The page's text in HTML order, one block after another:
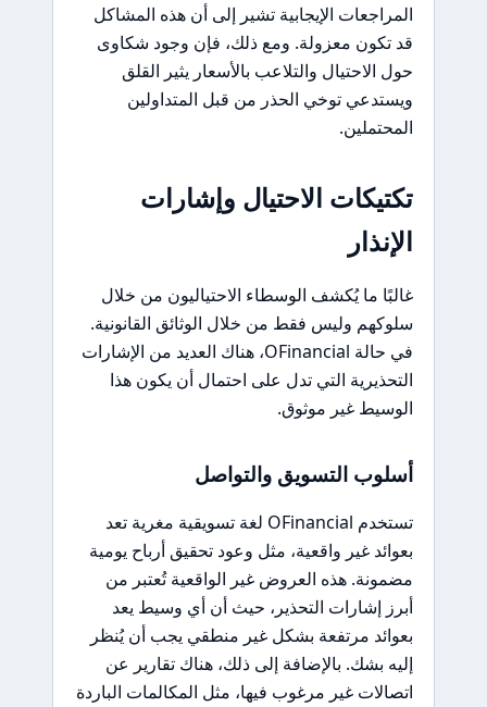
المراجعات الإيجابية تشير إلى أن هذه المشاكل
قد تكون معزولة. ومع ذلك، فإن وجود شكاوى
حول الاحتيال والتلاعب بالأسعار يثير القلق
ويستدعي توخي الحذر من قبل المتداولين
المحتملين.
تكتيكات الاحتيال وإشارات
الإنذار
غالبًا ما يُكشف الوسطاء الاحتياليون من خلال
سلوكهم وليس فقط من خلال الوثائق القانونية.
في حالة OFinancial، هناك العديد من الإشارات
التحذيرية التي تدل على احتمال أن يكون هذا
الوسيط غير موثوق.
أسلوب التسويق والتواصل
تستخدم OFinancial لغة تسويقية مغرية تعد
بعوائد غير واقعية، مثل وعود تحقيق أرباح يومية
مضمونة. هذه العروض غير الواقعية تُعتبر من
أبرز إشارات التحذير، حيث أن أي وسيط يعد
بعوائد مرتفعة بشكل غير منطقي يجب أن يُنظر
إليه بشك. بالإضافة إلى ذلك، هناك تقارير عن
اتصالات غير مرغوب فيها، مثل المكالمات الباردة